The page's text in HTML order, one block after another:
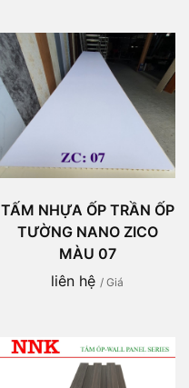
TẤM NHỰA ỐP TRẦN ỐP
TƯỜNG NANO ZICO
MÀU 07
liên hệ / Giá